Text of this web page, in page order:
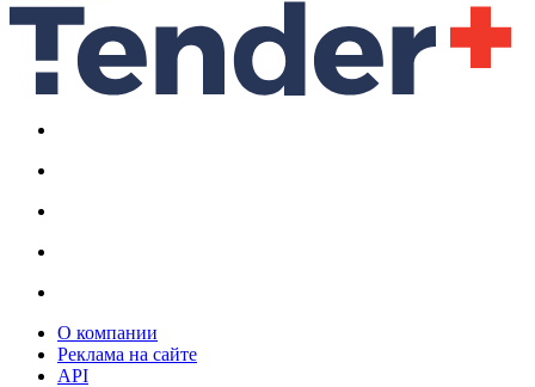
О компании
Реклама на сайте
API